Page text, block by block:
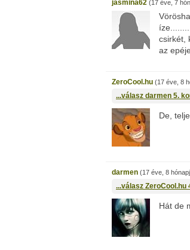
jasmina62 (17 éve, 7
csirkét,
az
ZeroCool.hu (17 éve, 8
...válasz darmen 5.
De,
darmen (17 éve, 8
...válasz ZeroCool.hu
Hát de